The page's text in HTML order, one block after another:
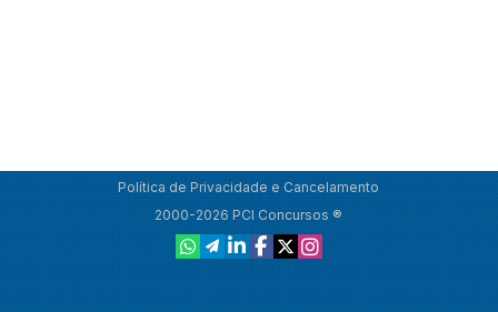
Política de Privacidade e Cancelamento
2000-2026 PCI Concursos ®